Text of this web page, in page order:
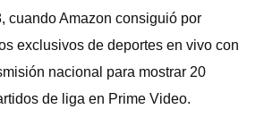
cuando Amazon consiguió por
exclusivos de deportes en vivo con
nacional para mostrar 20
de liga en Prime Video.